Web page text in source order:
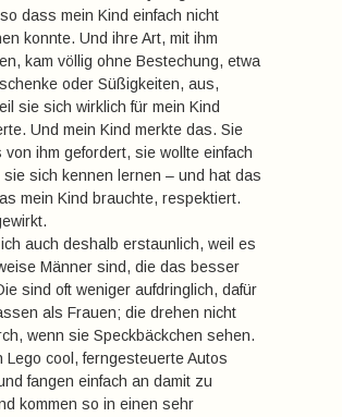
dass mein Kind einfach nicht
konnte. Und ihre Art, mit ihm
kam völlig ohne Bestechung, etwa
oder Süßigkeiten, aus,
sie sich wirklich für mein Kind
Und mein Kind merkte das. Sie
von ihm gefordert, sie wollte einfach
sich kennen lernen – und hat das
mein Kind brauchte, respektiert.
auch deshalb erstaunlich, weil es
Männer sind, die das besser
sind oft weniger aufdringlich, dafür
als Frauen; die drehen nicht
wenn sie Speckbäckchen sehen.
Lego cool, ferngesteuerte Autos
fangen einfach an damit zu
kommen so in einen sehr